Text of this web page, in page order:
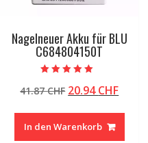
Nagelneuer Akku für BLU
C684804150T
5.00
von 5
41.87CHF Ursprünglicher
war:
41.87 CHF
20.94CHF
In den Warenkorb